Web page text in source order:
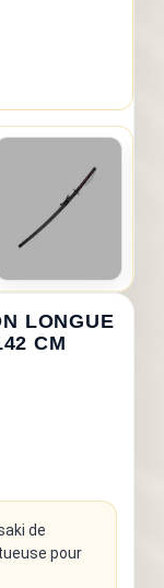
LONGUE
CM
de
pour